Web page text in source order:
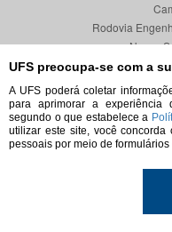
UFS preocupa-se com a
A UFS poderá coletar
para aprimorar a experiência
segundo o que estabelece a
utilizar este site, você
pessoais por meio de formulários
Rodovia
Nossa
© 2026.